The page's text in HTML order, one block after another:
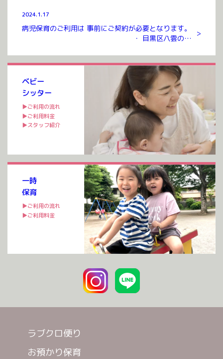
一時
保育
▶ご利用の流れ
▶ご利用料金
ベビー
シッター
▶ご利用の流れ
▶ご利用料金
▶スタッフ紹介
2024.1.17
病児保育のご利用は 事前にご契約が必要となります。
・ 目黒区八雲のお
いただいたのち ご利用が可能となります。 ご契約には
入会金、年会費 […]
>
ラブクロ便り
お預かり保育